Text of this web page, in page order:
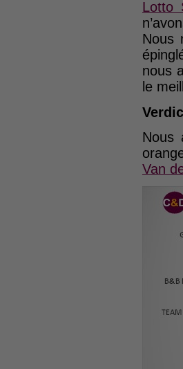
Lotto
Nous
nous
le
Nous
Van